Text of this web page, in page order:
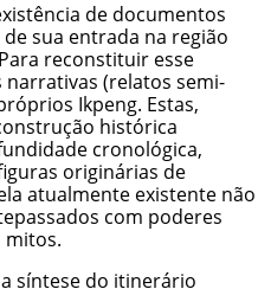
de documentos
sua entrada na região
reconstituir esse
(relatos semi-
Ikpeng. Estas,
histórica
cronológica,
originárias de
atualmente existente não
com poderes
mitos.
síntese do itinerário